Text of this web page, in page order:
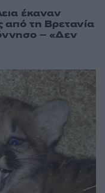
έκαναν
από τη Βρετανία
– «Δεν